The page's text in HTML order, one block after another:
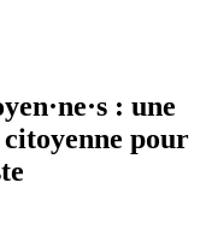
: une
pour